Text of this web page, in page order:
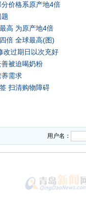
价格系原产地4倍
高 为原产地4倍
倍 全球最高(图)
改过期日以次充好
被迫喝奶粉
需求
扫清购物障碍
用户名：